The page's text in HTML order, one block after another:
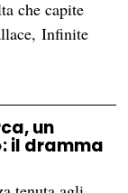
che capite
Infinite
un
il dramma